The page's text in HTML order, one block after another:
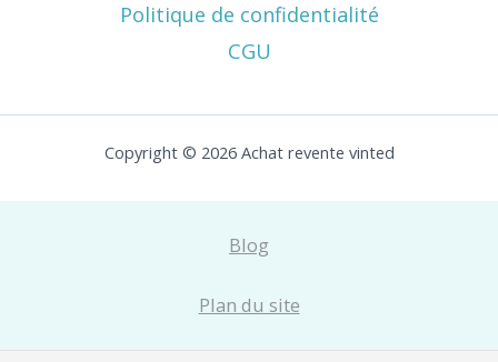
Politique de confidentialité
CGU
Copyright © 2026 Achat revente vinted
Blog
Plan du site